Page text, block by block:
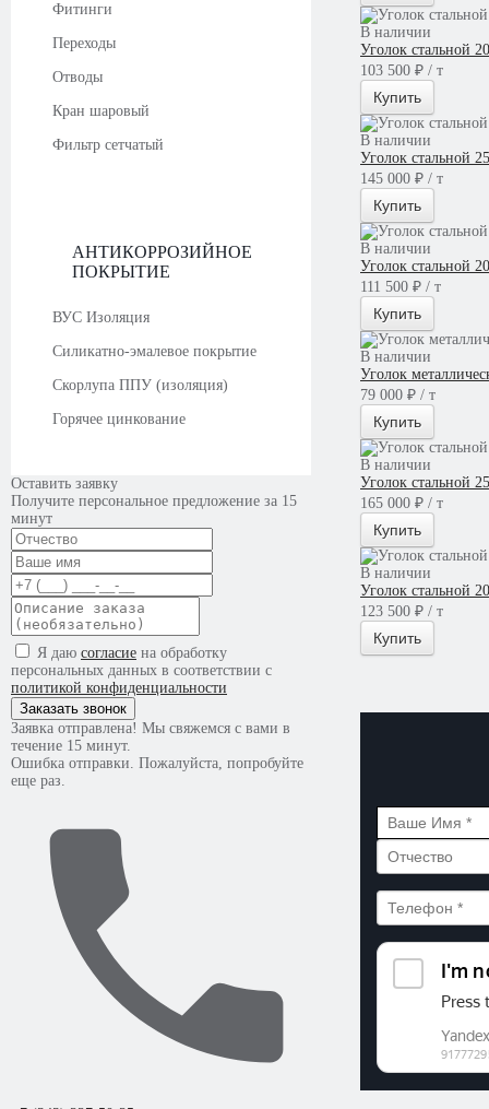
Фитинги
Переходы
Отводы
Кран шаровый
Фильтр сетчатый
АНТИКОРРОЗИЙНОЕ
ПОКРЫТИЕ
ВУС Изоляция
Силикатно-эмалевое покрытие
Скорлупа ППУ (изоляция)
Горячее цинкование
Оставить заявку
Получите персональное предложение за 15
минут
Я даю согласие на обработку
персональных данных в соответствии с
политикой конфиденциальности
Заказать звонок
Заявка отправлена! Мы свяжемся с вами в
течение 15 минут.
Ошибка отправки. Пожалуйста, попробуйте
еще раз.
В наличии
Уголок стальной
103 500 ₽ / т
Купить
В наличии
Уголок стальной
145 000 ₽ / т
Купить
В наличии
Уголок стальной
111 500 ₽ / т
Купить
В наличии
Уголок
79 000 ₽ / т
Купить
В наличии
Уголок стальной
165 000 ₽ / т
Купить
В наличии
Уголок стальной
123 500 ₽ / т
Купить